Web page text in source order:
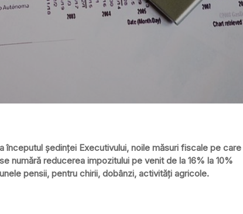
începutul şedinţei Executivului, noile măsuri fiscale pe care
numără reducerea impozitului pe venit de la 16% la 10%
pensii, pentru chirii, dobânzi, activităţi agricole.